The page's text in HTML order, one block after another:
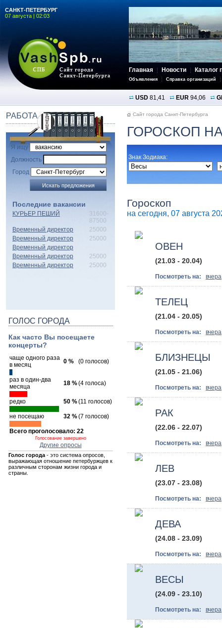
САНКТ-ПЕТЕРБУРГ
07 августа | 02:03
Главная Новости Каталог
Объявления Справка организаций
USD 81,41 EUR 94,06
РАБОТА
Я ищу
Должность
Город
Последние вакансии
КУРЬЕР ПЕШИЙ
31600-
87500
Временный директор
25000
Временный директор
25000
Временный директор
Временный директор
25000
Временный директор
25000
ГОЛОС ГОРОДА
Как часто Вы посещаете
концерты?
чаще одного раза
в месяц
0 % (0 голосов)
раз в один-два
месяца
18 %(4 голоса)
редко 50 %(11 голосов)
не посещаю 32 %(7 голосов)
Всего проголосовало: 22
Голосование завершено
Другие опросы
Голос города- это система опросов,
выражающая отношение петербуржцев к
различным сторонам жизни города и
страны.
Сайт города Санкт-Петербурга
ГОРОСКОП
Знак Зодиака:
Гороскоп
на сегодня, 07 августа
ОВЕН
(21.03 - 20.04)
Посмотреть на: вчера
ТЕЛЕЦ
(21.04 - 20.05)
Посмотреть на: вчера
БЛИЗНЕЦЫ
(21.05 - 21.06)
Посмотреть на: вчера
РАК
(22.06 - 22.07)
Посмотреть на: вчера
ЛЕВ
(23.07 - 23.08)
Посмотреть на: вчера
ДЕВА
(24.08 - 23.09)
Посмотреть на: вчера
ВЕСЫ
(24.09 - 23.10)
Посмотреть на: вчера